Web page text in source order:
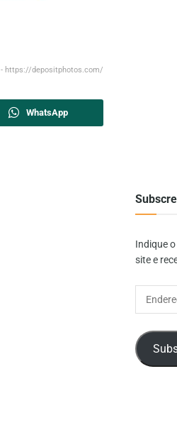
- https://depositphotos.com/
WhatsApp
Indique
site e